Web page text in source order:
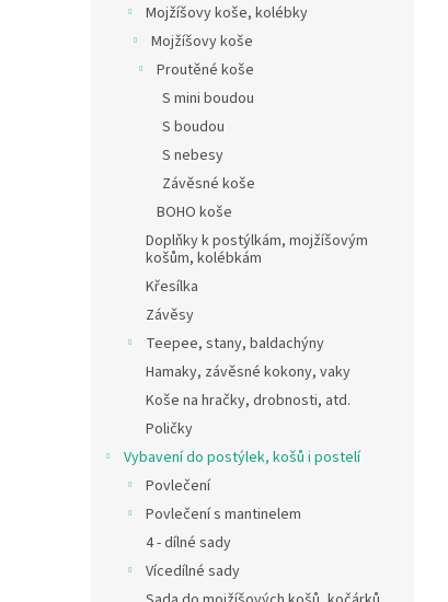
Mojžíšovy koše, kolébky
Mojžíšovy koše
Proutěné koše
S mini boudou
S boudou
S nebesy
Závěsné koše
BOHO koše
Doplňky k postýlkám, mojžíšovým
košům, kolébkám
Křesílka
Závěsy
Teepee, stany, baldachýny
Hamaky, závěsné kokony, vaky
Koše na hračky, drobnosti, atd.
Poličky
Vybavení do postýlek, košů i postelí
Povlečení
Povlečení s mantinelem
4 - dílné sady
Vícedílné sady